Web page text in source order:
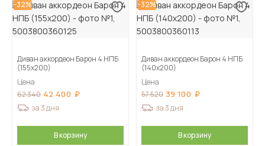
-32%
Диван аккордеон Барон 4 НПБ
(155х200)
Цена
62 340 42 400
за 3 дня
В корзину
-32%
Диван аккордеон Барон 4 НПБ
(140х200)
Цена
57 520 39 100
за 3 дня
В корзину